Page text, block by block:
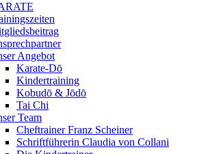
Angebot
Karate-Dō
Kindertraining
Kobudō & Jōdō
Tai Chi
Team
Cheftrainer Franz Scheiner
Schriftführerin Claudia von Collani